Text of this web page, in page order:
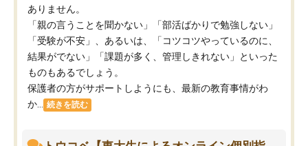
ありません。
「親の言うことを聞かない」「部活ばかりで勉強しない」
「受験が不安」、あるいは、「コツコツやっているのに、
結果がでない」「課題が多く、管理しきれない」といった
ものもあるでしょう。
保護者の方がサポートしようにも、最新の教育事情がわ
か...
続きを読む